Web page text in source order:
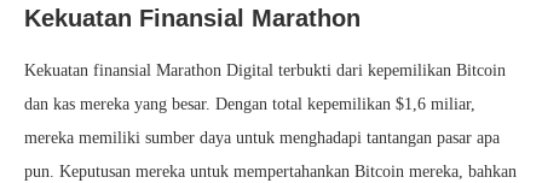
Kekuatan Finansial Marathon
Kekuatan finansial Marathon Digital terbukti dari kepemilikan Bitcoin
dan kas mereka yang besar. Dengan total kepemilikan $1,6 miliar,
mereka memiliki sumber daya untuk menghadapi tantangan pasar apa
pun. Keputusan mereka untuk mempertahankan Bitcoin mereka, bahkan